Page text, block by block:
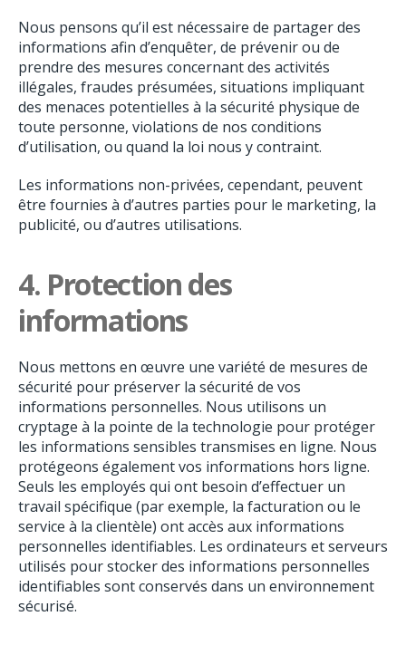
Nous pensons qu’il est nécessaire de partager des
informations afin d’enquêter, de prévenir ou de
prendre des mesures concernant des activités
illégales, fraudes présumées, situations impliquant
des menaces potentielles à la sécurité physique de
toute personne, violations de nos conditions
d’utilisation, ou quand la loi nous y contraint.
Les informations non-privées, cependant, peuvent
être fournies à d’autres parties pour le marketing, la
publicité, ou d’autres utilisations.
4. Protection des
informations
Nous mettons en œuvre une variété de mesures de
sécurité pour préserver la sécurité de vos
informations personnelles. Nous utilisons un
cryptage à la pointe de la technologie pour protéger
les informations sensibles transmises en ligne. Nous
protégeons également vos informations hors ligne.
Seuls les employés qui ont besoin d’effectuer un
travail spécifique (par exemple, la facturation ou le
service à la clientèle) ont accès aux informations
personnelles identifiables. Les ordinateurs et serveurs
utilisés pour stocker des informations personnelles
identifiables sont conservés dans un environnement
sécurisé.